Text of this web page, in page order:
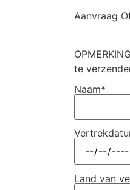
Aanvraag
te
Naam*
Land van